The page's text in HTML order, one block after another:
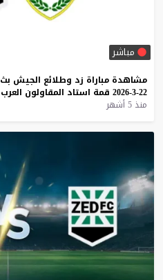
مباشر
مشاهدة مباراة زد وطلائع الجيش بث
22-3-2026
قمة استاد المقاولون العرب
منذ 5 أشهر